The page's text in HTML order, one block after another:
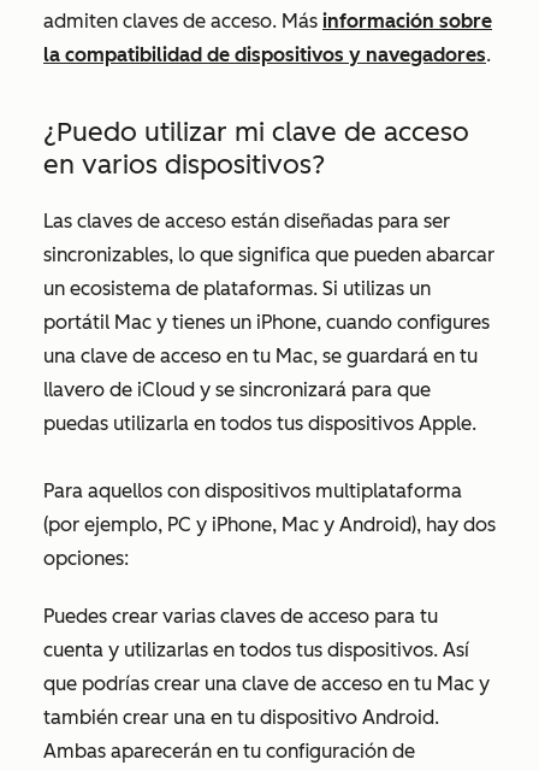
admiten claves de acceso. Más información sobre
la compatibilidad de dispositivos y navegadores.
¿Puedo utilizar mi clave de acceso
en varios dispositivos?
Las claves de acceso están diseñadas para ser
sincronizables, lo que significa que pueden abarcar
un ecosistema de plataformas. Si utilizas un
portátil Mac y tienes un iPhone, cuando configures
una clave de acceso en tu Mac, se guardará en tu
llavero de iCloud y se sincronizará para que
puedas utilizarla en todos tus dispositivos Apple.
Para aquellos con dispositivos multiplataforma
(por ejemplo, PC y iPhone, Mac y Android), hay dos
opciones:
Puedes crear varias claves de acceso para tu
cuenta y utilizarlas en todos tus dispositivos. Así
que podrías crear una clave de acceso en tu Mac y
también crear una en tu dispositivo Android.
Ambas aparecerán en tu configuración de